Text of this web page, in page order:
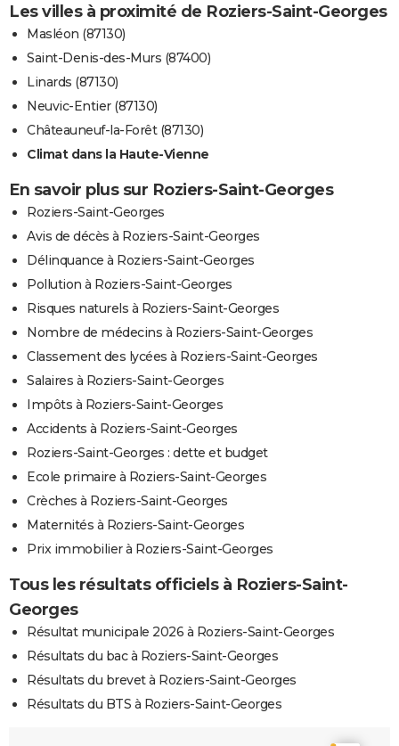
Les villes à proximité de Roziers-Saint-Georges
Masléon (87130)
Saint-Denis-des-Murs (87400)
Linards (87130)
Neuvic-Entier (87130)
Châteauneuf-la-Forêt (87130)
Climat dans la Haute-Vienne
En savoir plus sur Roziers-Saint-Georges
Roziers-Saint-Georges
Avis de décès à Roziers-Saint-Georges
Délinquance à Roziers-Saint-Georges
Pollution à Roziers-Saint-Georges
Risques naturels à Roziers-Saint-Georges
Nombre de médecins à Roziers-Saint-Georges
Classement des lycées à Roziers-Saint-Georges
Salaires à Roziers-Saint-Georges
Impôts à Roziers-Saint-Georges
Accidents à Roziers-Saint-Georges
Roziers-Saint-Georges : dette et budget
Ecole primaire à Roziers-Saint-Georges
Crèches à Roziers-Saint-Georges
Maternités à Roziers-Saint-Georges
Prix immobilier à Roziers-Saint-Georges
Tous les résultats officiels à Roziers-Saint-
Georges
Résultat municipale 2026 à Roziers-Saint-Georges
Résultats du bac à Roziers-Saint-Georges
Résultats du brevet à Roziers-Saint-Georges
Résultats du BTS à Roziers-Saint-Georges